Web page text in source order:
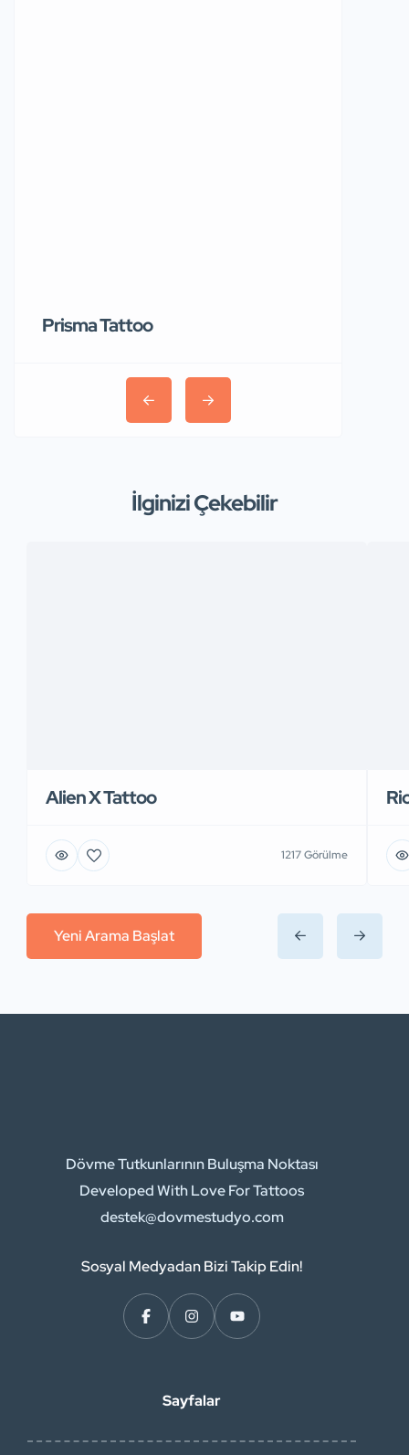
Prisma Tattoo
İlginizi Çekebilir
Alien X Tattoo
1217 Görülme
Yeni Arama Başlat
Dövme Tutkunlarının Buluşma Noktası
Developed With Love For Tattoos
destek@dovmestudyo.com
Sosyal Medyadan Bizi Takip Edin!
Sayfalar